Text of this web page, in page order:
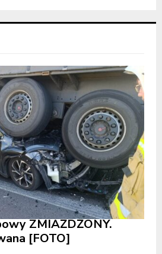
ZMIAŻDŻONY.
[FOTO]